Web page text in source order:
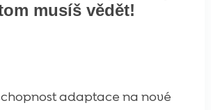
musíš vědět!
adaptace na nové